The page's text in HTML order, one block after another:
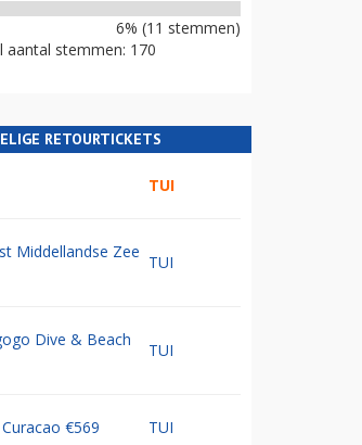
6% (11 stemmen)
aantal stemmen: 170
RETOURTICKETS
TUI
Middellandse Zee
TUI
Dive & Beach
TUI
€569 TUI